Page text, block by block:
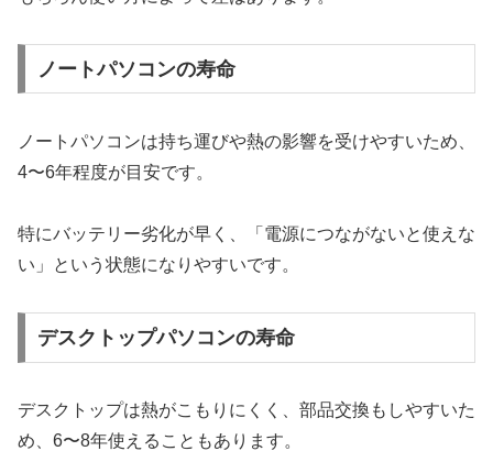
ノートパソコンの寿命
ノートパソコンは持ち運びや熱の影響を受けやすいため、
4〜6年程度が目安です。
特にバッテリー劣化が早く、「電源につながないと使えな
い」という状態になりやすいです。
デスクトップパソコンの寿命
デスクトップは熱がこもりにくく、部品交換もしやすいた
め、6〜8年使えることもあります。